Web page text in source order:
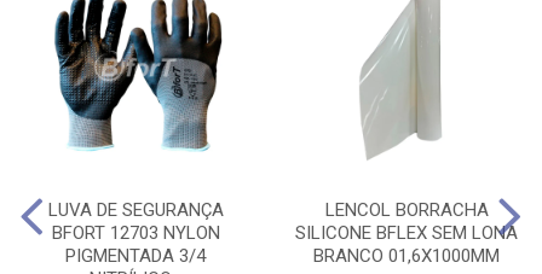
LUVA DE SEGURANÇA
BFORT 12703 NYLON
PIGMENTADA 3/4
LENCOL BORRACHA
SILICONE BFLEX SEM LONA
BRANCO 01,6X1000MM